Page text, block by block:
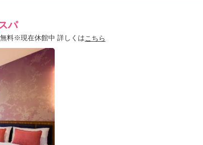
パ
料※現在休館中 詳しくはこちら